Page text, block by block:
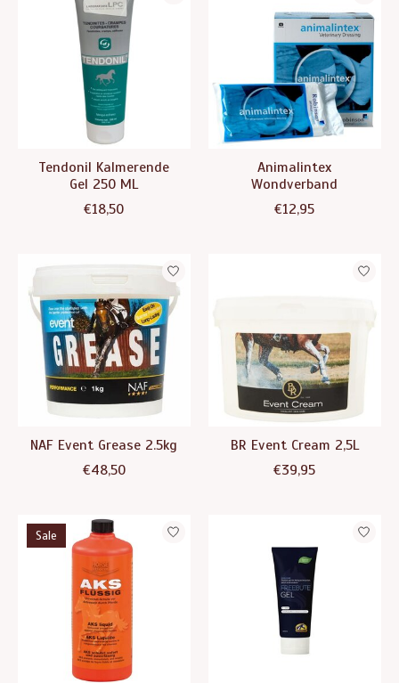
Tendonil Kalmerende
Gel 250 ML
€18,50
Animalintex
Wondverband
€12,95
NAF Event Grease 2.5kg
€48,50
BR Event Cream 2,5L
€39,95
Sale